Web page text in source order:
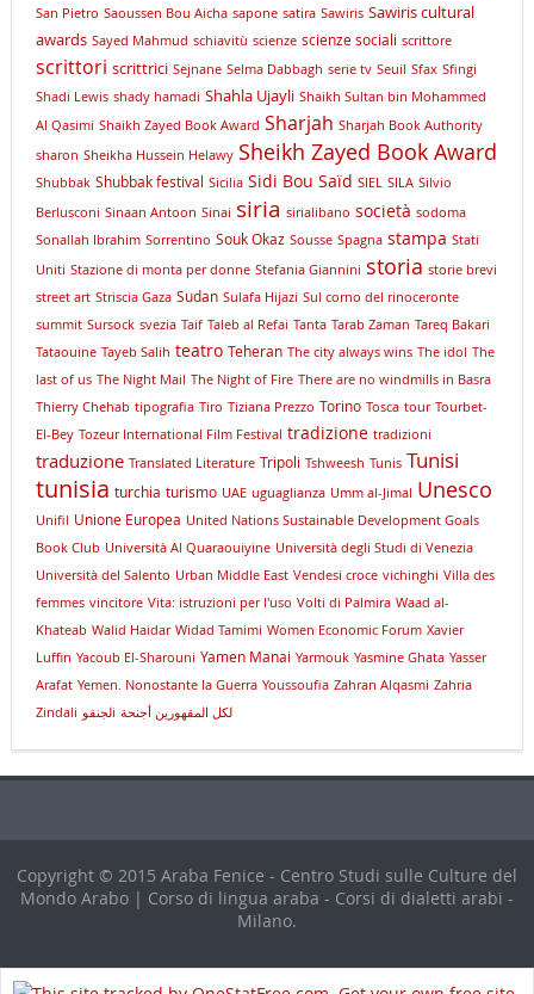
San Pietro Saoussen Bou Aicha sapone satira Sawiris Sawiris cultural
awards Sayed Mahmud schiavitù scienze scienze sociali scrittore
scrittori scrittrici Sejnane Selma Dabbagh serie tv Seuil Sfax Sfingi
Shadi Lewis shady hamadi Shahla Ujayli Shaikh Sultan bin Mohammed
Al Qasimi Shaikh Zayed Book Award Sharjah Sharjah Book Authority
sharon Sheikha Hussein Helawy Sheikh Zayed Book Award
Shubbak Shubbak festival Sicilia Sidi Bou Saïd SIEL SILA Silvio
Berlusconi Sinaan Antoon Sinai siria sirialibano società sodoma
Sonallah Ibrahim Sorrentino Souk Okaz Sousse Spagna stampa Stati
Uniti Stazione di monta per donne Stefania Giannini storia storie brevi
street art Striscia Gaza Sudan Sulafa Hijazi Sul corno del rinoceronte
summit Sursock svezia Taif Taleb al Refai Tanta Tarab Zaman Tareq Bakari
Tataouine Tayeb Salih teatro Teheran The city always wins The idol The
last of us The Night Mail The Night of Fire There are no windmills in Basra
Thierry Chehab tipografia Tiro Tiziana Prezzo Torino Tosca tour Tourbet-
El-Bey Tozeur International Film Festival tradizione tradizioni
traduzione Translated Literature Tripoli Tshweesh Tunis Tunisi
tunisia turchia turismo UAE uguaglianza Umm al-Jimal Unesco
Unifil Unione Europea United Nations Sustainable Development Goals
Book Club Università Al Quaraouiyine Università degli Studi di Venezia
Università del Salento Urban Middle East Vendesi croce vichinghi Villa des
femmes vincitore Vita: istruzioni per l'uso Volti di Palmira Waad al-
Khateab Walid Haidar Widad Tamimi Women Economic Forum Xavier
Luffin Yacoub El-Sharouni Yamen Manai Yarmouk Yasmine Ghata Yasser
Arafat Yemen. Nonostante la Guerra Youssoufia Zahran Alqasmi Zahria
Zindali
لجنقوi لكل المقهورين أجنحة
Copyright © 2015 Araba Fenice - Centro Studi sulle Culture del
Mondo Arabo | Corso di lingua araba - Corsi di dialetti arabi -
Milano.